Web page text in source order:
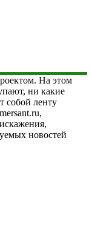
На этом
ни какие
собой ленту
новостей